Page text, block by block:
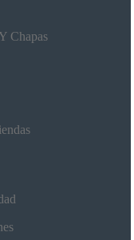
Chapas